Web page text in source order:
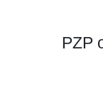
PZP